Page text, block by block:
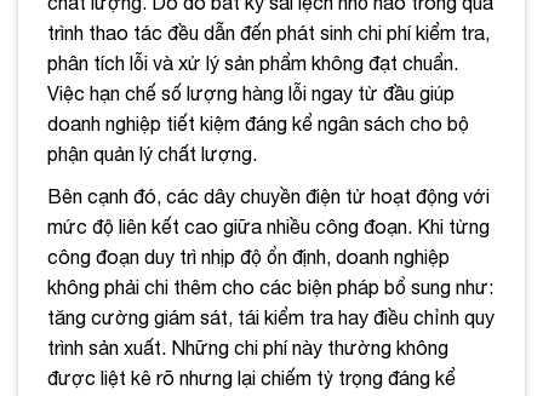
trình thao tác đều dẫn đến phát sinh chi phí kiểm tra,
phân tích lỗi và xử lý sản phẩm không đạt chuẩn.
Việc hạn chế số lượng hàng lỗi ngay từ đầu giúp
doanh nghiệp tiết kiệm đáng kể ngân sách cho bộ
phận quản lý chất lượng.
Bên cạnh đó, các dây chuyền điện tử hoạt động với
mức độ liên kết cao giữa nhiều công đoạn. Khi từng
công đoạn duy trì nhịp độ ổn định, doanh nghiệp
không phải chi thêm cho các biện pháp bổ sung như:
tăng cường giám sát, tái kiểm tra hay điều chỉnh quy
trình sản xuất. Những chi phí này thường không
được liệt kê rõ nhưng lại chiếm tỷ trọng đáng kể